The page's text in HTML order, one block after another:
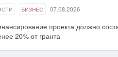
БИЗНЕС 07.08.2026
проекта должно
20% от гранта